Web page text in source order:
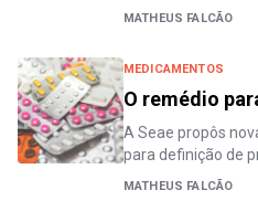
MATHEUS FALCÃO
MEDICAMENTOS
O remédio
A Seae propôs
para definição de
MATHEUS FALCÃO